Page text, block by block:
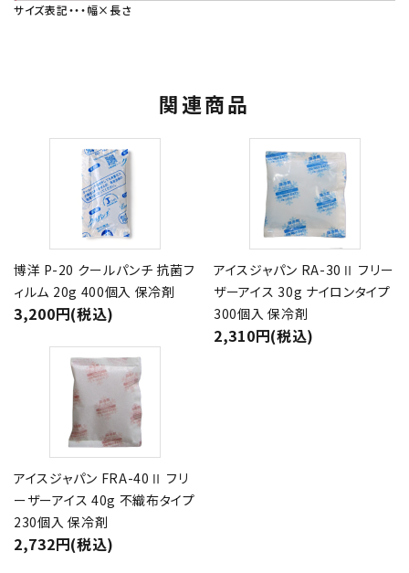
サイズ表記・・・幅×長さ
関連商品
博洋 P-20 クールパンチ 抗菌フ
ィルム 20g 400個入 保冷剤
3,200円(税込)
アイスジャパン RA-30Ⅱ フリー
ザーアイス 30g ナイロンタイプ
300個入 保冷剤
2,310円(税込)
アイスジャパン FRA-40Ⅱ フリ
ーザーアイス 40g 不織布タイプ
230個入 保冷剤
2,732円(税込)